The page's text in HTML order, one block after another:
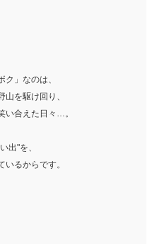
」なのは、
を駆け回り、
い合えた日々…。
出"を、
るからです。